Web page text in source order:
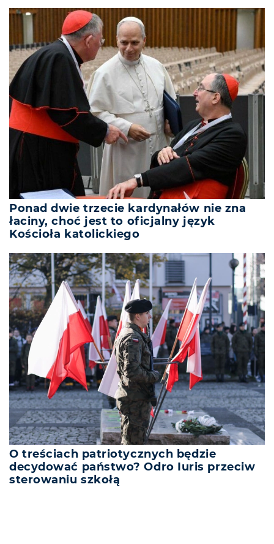
Ponad dwie trzecie kardynałów nie zna
łaciny, choć jest to oficjalny język
Kościoła katolickiego
O treściach patriotycznych będzie
decydować państwo? Odro Iuris przeciw
sterowaniu szkołą